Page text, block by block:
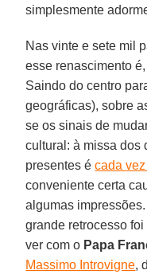
simplesmente
Nas vinte e sete mil
esse renascimento
Saindo do centro
geográficas), sobre
se os sinais de
cultural: à missa dos
presentes écada
conveniente certa
algumas
grande retrocesso
ver com o Papa
Massimo Introvigne,